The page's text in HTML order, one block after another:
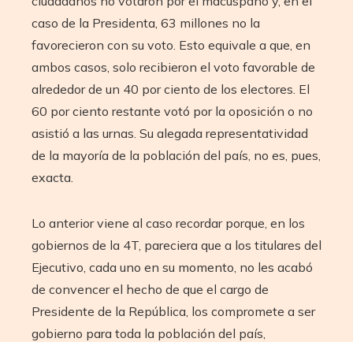
caso de la Presidenta, 63 millones no la
favorecieron con su voto. Esto equivale a que, en
ambos casos, solo recibieron el voto favorable de
alrededor de un 40 por ciento de los electores. El
60 por ciento restante votó por la oposición o no
asistió a las urnas. Su alegada representatividad
de la mayoría de la población del país, no es, pues,
exacta.
Lo anterior viene al caso recordar porque, en los
gobiernos de la 4T, pareciera que a los titulares del
Ejecutivo, cada uno en su momento, no les acabó
de convencer el hecho de que el cargo de
Presidente de la República, los compromete a ser
gobierno para toda la población del país,